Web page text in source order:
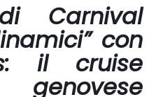
Carnival
con
: il cruise